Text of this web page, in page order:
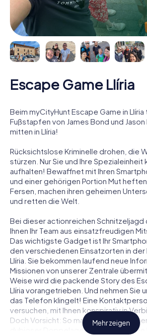
Escape Game Llíria
Beim myCityHunt Escape Game in
Fußstapfen von James Bond und Jason
mitten in Llíria!
Rücksichtslose Kriminelle drohen, die
stürzen. Nur Sie und Ihre Spezialeinheit
aufhalten! Bewaffnet mit Ihren
und einer gehörigen Portion Mut heften
Fersen, machen ihren geheimen
und retten die Welt.
Bei dieser actionreichen Schnitzeljagd
Ihnen Ihr Team aus einsatzfreudigen
Das wichtigste Gadget ist Ihr
den verschiedenen Einsatzorten in der
Llíria. Sie bekommen laufend neue
Missionen von unserer Zentrale
Weise wird die packende Story des
Llíria vorangetrieben. Und nehmen Sie
das Telefon klingelt! Eine
versuchen, mit Ihnen konspirativ in
Doch Vorsicht: So mancher Informant
dubioser Doppelagent und so manche
Mehr zeigen